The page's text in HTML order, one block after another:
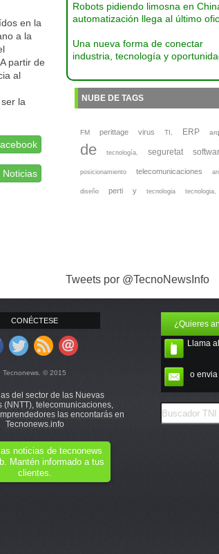
en la
a la
partir de
al
la
Noticias
Robots pidiendo limosna en
automatización llega al último
Una nueva forma de conectar
industria, tecnología y
NUBE DE TAGS
FM perittage virus TI, ERP
de tecnología, seguretat
posicionamiento telecomunicaciones
diseño perti y tecnologia tecnologia,
Tweets por @TecnoNewsInfo
CONÉCTESE
Tecnonews. © 2015
del sector de las Nuevas
(NNTT), telecomunicaciones,
las encontarás en
Tecnonews.info
noticias de tecnonews
Mantén informado a tus
clientes.
¿Quieres
Llama
o envia